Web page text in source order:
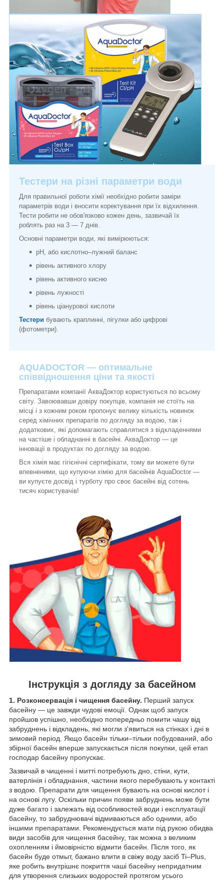
Тестери на різні параметри води
Для правильної роботи хімії необхідно робити заміри
параметрів води і вносити коректування при їх відхилення.
Тести робити не обов'язково кожен день, зазвичай їх
роблять раз на 3 — 7 днів.
Основні параметри води, які вимірюються:
pH, або кислотно–лужний баланс
рівень активного хлору
рівень активного кисню
рівень лужності
рівень ціанурової кислоти
Тестери бувають краплинні, пігулки або цифрові
(фотометри).
AQUADOCTOR — оптимальне
співвідношення ціни та якості
Препаратами компанії АкваДоктор користуються по всьому
світу. Завоювавши довіру покупців, компанія не стоїть на
місці і з кожним роком пропонує велику кількість новинок
серед хімічних препаратів по догляду за водою, так і
додаткових, які допомагають справлятися з відкладеннями
на частіше і обладнанні в басейні. АкваДоктор — це
інновації в продуктах по догляду за водою.
Вся хімія має гігієнічні сертифікати, тому ви можете бути
впевненими, що купуючи хімію для басейнів AquaDoctor —
ви купуєте досвід і турботу про своє басейні від сотень
тисяч користувачів!
Інструкція з догляду за басейном
1. Розконсервація і чищення басейну. Перший запуск
басейну — це завжди чудові емоції. Однак щоб запуск
пройшов успішно, необхідно попередньо помити чашу від
забруднень і відкладень, які могли з'явиться на стінках і дні в
зимовий період. Якщо басейн тільки–тільки побудований, або
збірної басейн вперше запускається після покупки, цей етап
господар басейну пропускає.
Зазвичай в чищенні і митті потребують дно, стіни, кути,
ватерлінія і обладнання, частини якого перебувають у контакті
з водою. Препарати для чищення бувають на основі кислот і
на основі лугу. Оскільки причин появи забруднень може бути
дуже багато і залежать від особливостей води і експлуатації
басейну, то забруднювачі відмиваються або одними, або
іншими препаратами. Рекомендується мати під рукою обидва
види засобів для чищення басейну, так можна з великим
охопленням і ймовірністю відмити басейн. Після того, як
басейн буде отмыт, бажано влити в свіжу воду засіб Ti–Plus,
яке робить внутрішнє покриття чаші басейну непридатним
для утворення слизьких водоростей протягом усього